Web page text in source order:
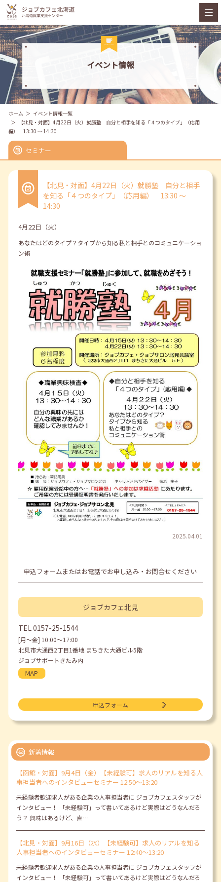
イベント情報
ホーム
イベント情報一覧
【北見・対面】4月22日（火）就勝塾 自分と相手を知る「４つのタイプ」（応用
編） 13:30 ～ 14:30
セミナー
【北見・対面】4月22日（火）就勝塾 自分と相手
を知る「４つのタイプ」（応用編） 13:30 ～
14:30
4月22日（火）
あなたはどのタイプ？タイプから知る私と相手とのコミュニケーショ
ン術
2025.04.01
申込フォームまたはお電話でお申し込み・お問合せください
ジョブカフェ北見
TEL 0157-25-1544
[月〜金] 10:00〜17:00
北見市大通西2丁目1番地 まちきた大通ビル5階
ジョブサポートきたみ内
MAP
申込フォーム
新着情報
【函館・対面】9月4日（金）【未経験可】求人のリアルを知る人
事担当者へのインタビューセミナー 12:50～13:20
未経験者歓迎求人がある企業の人事担当者に ジョブカフェスタッフが
インタビュー！ 「未経験可」って書いてあるけど実際はどうなんだろ
う？ 興味はあるけど、直…
【北見・対面】9月16日（水）【未経験可】求人のリアルを知る
人事担当者へのインタビューセミナー 12:40～13:20
未経験者歓迎求人がある企業の人事担当者に ジョブカフェスタッフが
インタビュー！ 「未経験可」って書いてあるけど実際はどうなんだろ